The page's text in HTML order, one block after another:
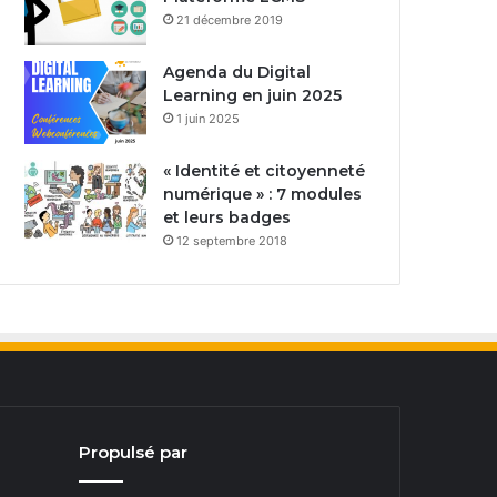
21 décembre 2019
Agenda du Digital
Learning en juin 2025
1 juin 2025
« Identité et citoyenneté
numérique » : 7 modules
et leurs badges
12 septembre 2018
Propulsé par